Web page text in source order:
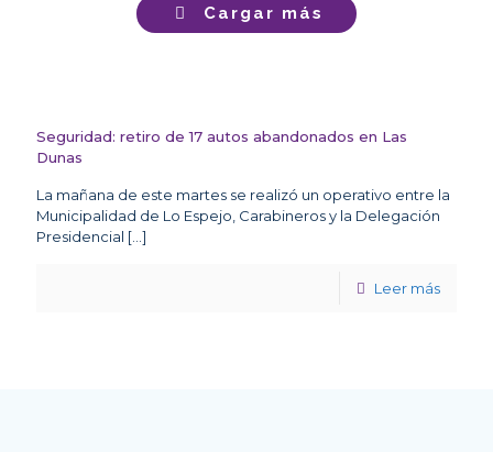
Cargar más
Seguridad: retiro de 17 autos abandonados en Las
Dunas
La mañana de este martes se realizó un operativo entre la
Municipalidad de Lo Espejo, Carabineros y la Delegación
Presidencial […]
Leer más